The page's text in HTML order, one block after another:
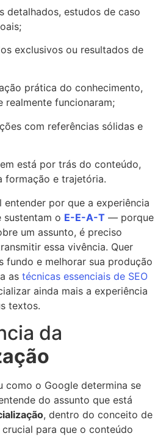
detalhados, estudos de caso
exclusivos ou resultados de
prática do conhecimento,
realmente funcionaram;
com referências sólidas e
está por trás do conteúdo,
formação e trajetória.
entender por que a experiência
sustentam o E-E-A-T — porque
um assunto, é preciso
essa vivência. Quer
fundo e melhorar sua produção
as técnicas essenciais de SEO
ainda mais a experiência
textos.
da
como o Google determina se
do assunto que está
, dentro do conceito de
para que o conteúdo